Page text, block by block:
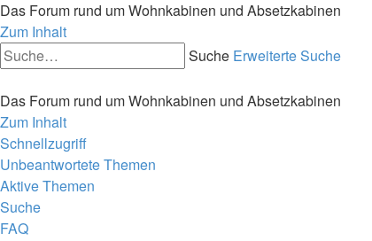
Das Forum rund um Wohnkabinen und Absetzkabinen
Zum Inhalt
Suche Erweiterte Suche
Das Forum rund um Wohnkabinen und Absetzkabinen
Zum Inhalt
Schnellzugriff
Unbeantwortete Themen
Aktive Themen
Suche
FAQ